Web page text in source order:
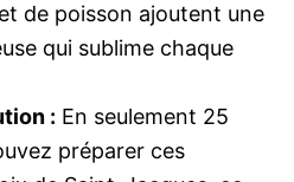
de poisson ajoutent une
qui sublime chaque
: En seulement 25
préparer ces